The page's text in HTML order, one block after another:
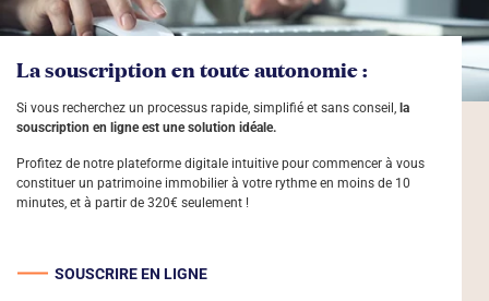
La souscription en toute autonomie :
Si vous recherchez un processus rapide, simplifié et sans conseil, la
souscription en ligne est une solution idéale.
Profitez de notre plateforme digitale intuitive pour commencer à vous
constituer un patrimoine immobilier à votre rythme en moins de 10
minutes, et à partir de 320€ seulement !
SOUSCRIRE EN LIGNE